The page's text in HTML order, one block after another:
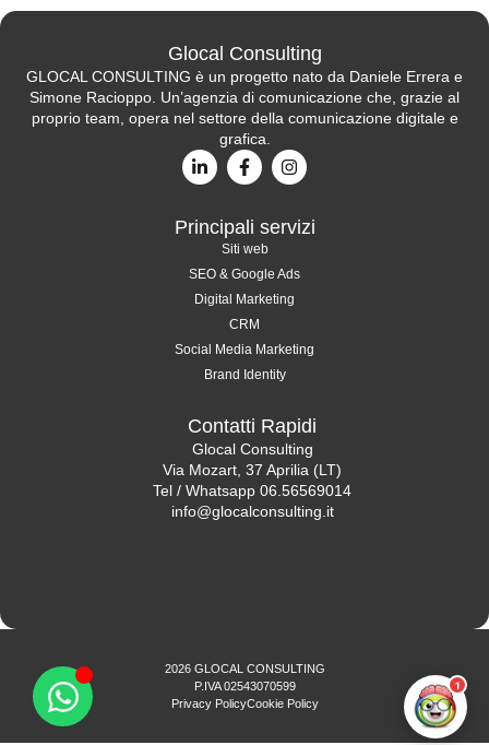
Glocal Consulting
GLOCAL CONSULTING è un progetto nato da Daniele Errera e
Simone Racioppo. Un’agenzia di comunicazione che, grazie al
proprio team, opera nel settore della comunicazione digitale e
grafica.
Principali servizi
Siti web
SEO & Google Ads
Digital Marketing
CRM
Social Media Marketing
Brand Identity
Contatti Rapidi
Glocal Consulting
Via Mozart, 37 Aprilia (LT)
Tel / Whatsapp 06.56569014
info@glocalconsulting.it
2026 GLOCAL CONSULTING
P.IVA 02543070599
Privacy PolicyCookie Policy
1